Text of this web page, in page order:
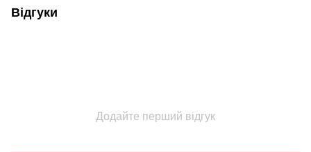
Відгуки
Додайте перший відгук